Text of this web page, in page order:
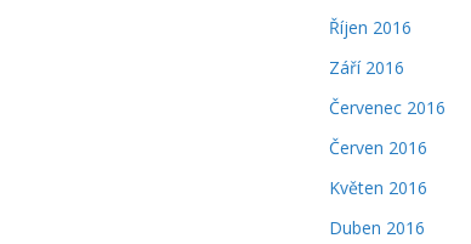
Říjen 2016
Září 2016
Červenec 2016
Červen 2016
Květen 2016
Duben 2016